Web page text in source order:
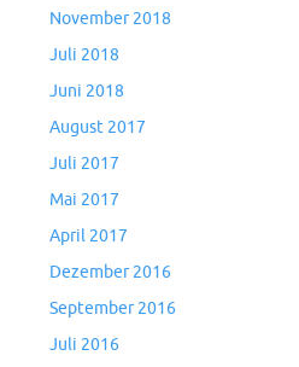
November 2018
Juli 2018
Juni 2018
August 2017
Juli 2017
Mai 2017
April 2017
Dezember 2016
September 2016
Juli 2016